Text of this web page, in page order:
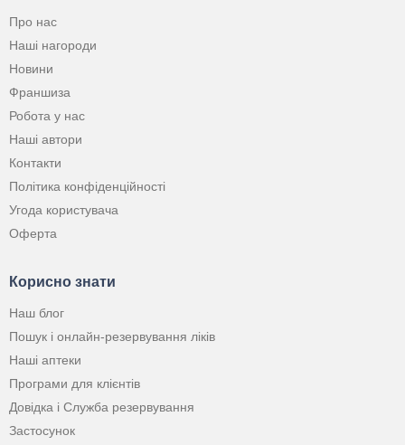
Про нас
Наші нагороди
Новини
Франшиза
Робота у нас
Наші автори
Контакти
Політика конфіденційності
Угода користувача
Оферта
Корисно знати
Наш блог
Пошук і онлайн-резервування ліків
Наші аптеки
Програми для клієнтів
Довідка і Служба резервування
Застосунок